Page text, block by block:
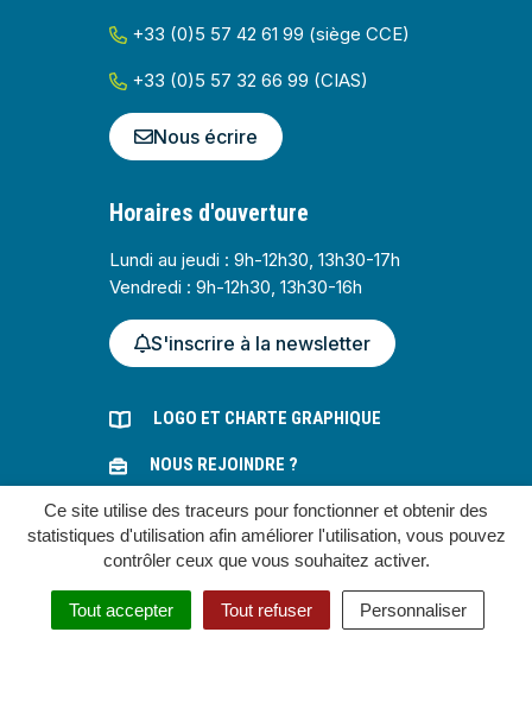
Ce site utilise des traceurs pour fonctionner et obtenir des
statistiques d'utilisation afin améliorer l'utilisation, vous pouvez
contrôler ceux que vous souhaitez activer.
Tout accepter Tout refuser Personnaliser
+33 (0)5 57 42 61 99 (siège CCE)
+33 (0)5 57 32 66 99 (CIAS)
Nous écrire
Horaires d'ouverture
Lundi au jeudi : 9h-12h30, 13h30-17h
Vendredi : 9h-12h30, 13h30-16h
S'inscrire à la newsletter
LOGO ET CHARTE GRAPHIQUE
NOUS REJOINDRE ?
MARCHÉS PUBLICS
Gestion des cookies
Plan du site